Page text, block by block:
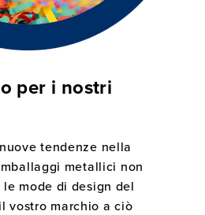
per i nostri
tendenze nella
metallici non
mode di design del
vostro marchio a ciò